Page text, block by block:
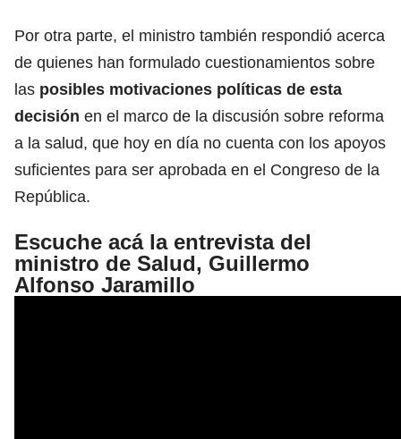
Por otra parte, el ministro también respondió acerca
de quienes han formulado cuestionamientos sobre
las posibles motivaciones políticas de esta
decisión en el marco de la discusión sobre reforma
a la salud, que hoy en día no cuenta con los apoyos
suficientes para ser aprobada en el Congreso de la
República.
Escuche acá la entrevista del
ministro de Salud, Guillermo
Alfonso Jaramillo